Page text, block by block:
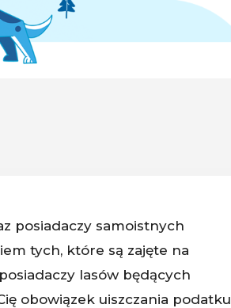
posiadaczy samoistnych
tych, które są zajęte na
lasów będących
obowiązek uiszczania podatku